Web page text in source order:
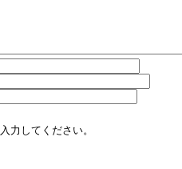
力してください。